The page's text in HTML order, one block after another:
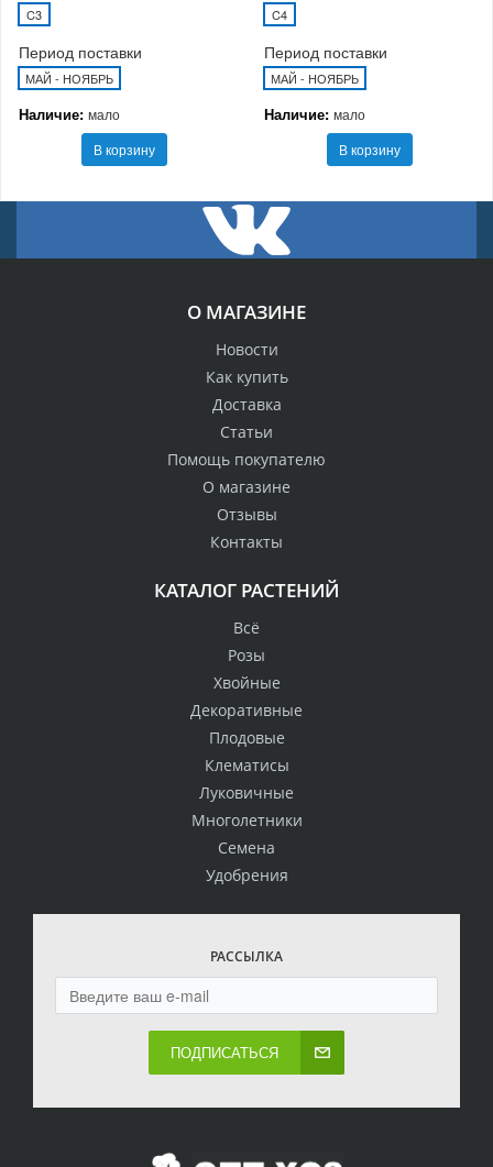
C3
Период поставки
МАЙ - НОЯБРЬ
Наличие: мало
В корзину
C4
Период поставки
МАЙ - НОЯБРЬ
Наличие: мало
В корзину
О МАГАЗИНЕ
Новости
Как купить
Доставка
Статьи
Помощь покупателю
О магазине
Отзывы
Контакты
КАТАЛОГ РАСТЕНИЙ
Всё
Розы
Хвойные
Декоративные
Плодовые
Клематисы
Луковичные
Многолетники
Семена
Удобрения
РАССЫЛКА
ПОДПИСАТЬСЯ